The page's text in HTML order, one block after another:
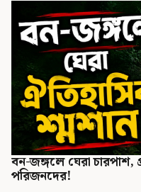
বন-জঙ্গলে ঘেরা চারপাশ,
পরিজনদের!